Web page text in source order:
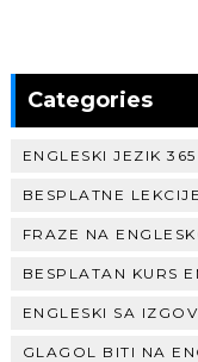
Categories
ENGLESKI JEZIK
BESPLATNE
FRAZE NA
BESPLATAN KURS
ENGLESKI SA
GLAGOL BITI NA